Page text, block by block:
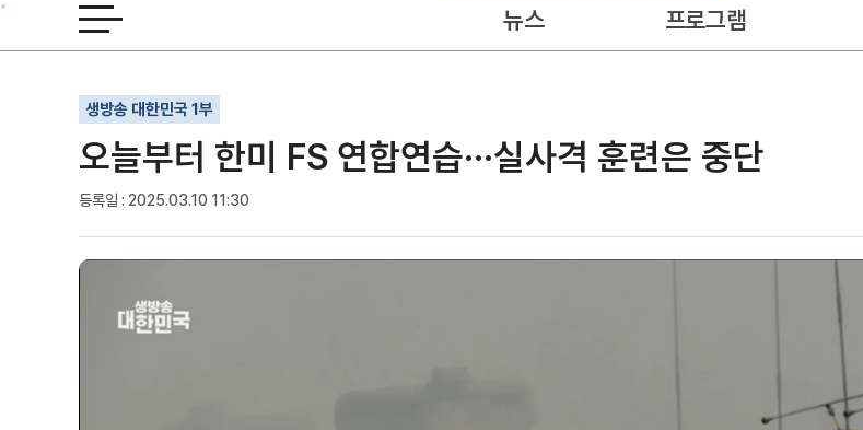
전체메뉴 열기 뉴스 프로그램
생방송 대한민국 1부
오늘부터 한미 FS 연합연습···실사격 훈련은 중단
등록일 : 2025.03.10 11:30
기사인쇄
글자확대
글자축소